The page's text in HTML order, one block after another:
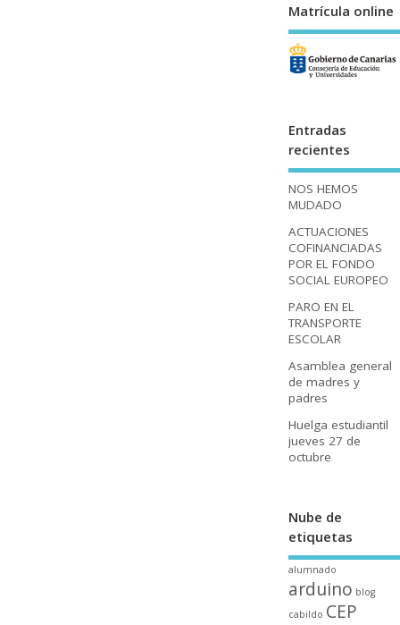
Matrícula online
Entradas
recientes
NOS HEMOS
MUDADO
ACTUACIONES
COFINANCIADAS
POR EL FONDO
SOCIAL EUROPEO
PARO EN EL
TRANSPORTE
ESCOLAR
Asamblea general
de madres y
padres
Huelga estudiantil
jueves 27 de
octubre
Nube de
etiquetas
alumnado
arduino blog
cabildo CEP